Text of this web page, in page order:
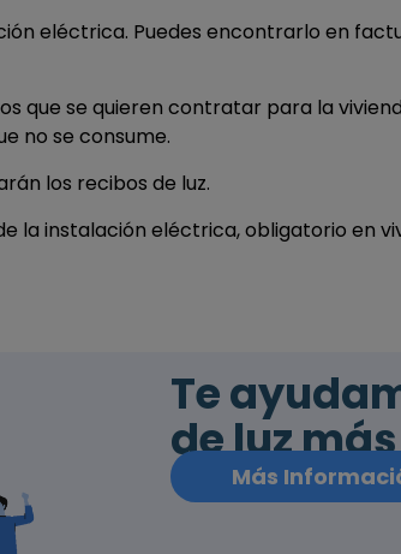
eléctrica. Puedes encontrarlo en
que se quieren contratar para la
no se consume.
los recibos de luz.
la instalación eléctrica, obligatorio en
Te
de luz
Más